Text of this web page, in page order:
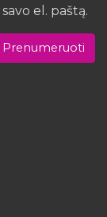
el. paštą.
Prenumeruoti